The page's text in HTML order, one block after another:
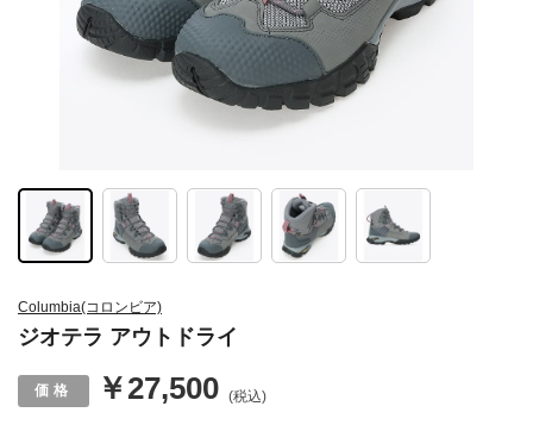
Columbia(コロンビア)
ジオテラ アウトドライ
￥27,500 (税込)